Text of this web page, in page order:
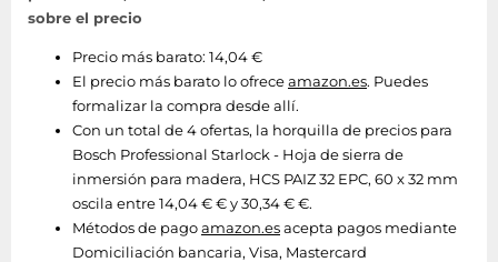
sobre el precio
Precio más barato: 14,04 €
El precio más barato lo ofreceamazon.es. Puedes
formalizar la compra desde allí.
Con un total de 4 ofertas, la horquilla de precios para
Bosch Professional Starlock - Hoja de sierra de
inmersión para madera, HCS PAIZ 32 EPC, 60 x 32 mm
oscila entre 14,04 € € y 30,34 € €.
Métodos de pagoamazon.esacepta pagos mediante
Domiciliación bancaria, Visa, Mastercard